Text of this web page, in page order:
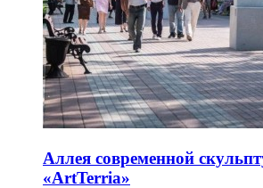
Аллея современной
«ArtTerria»